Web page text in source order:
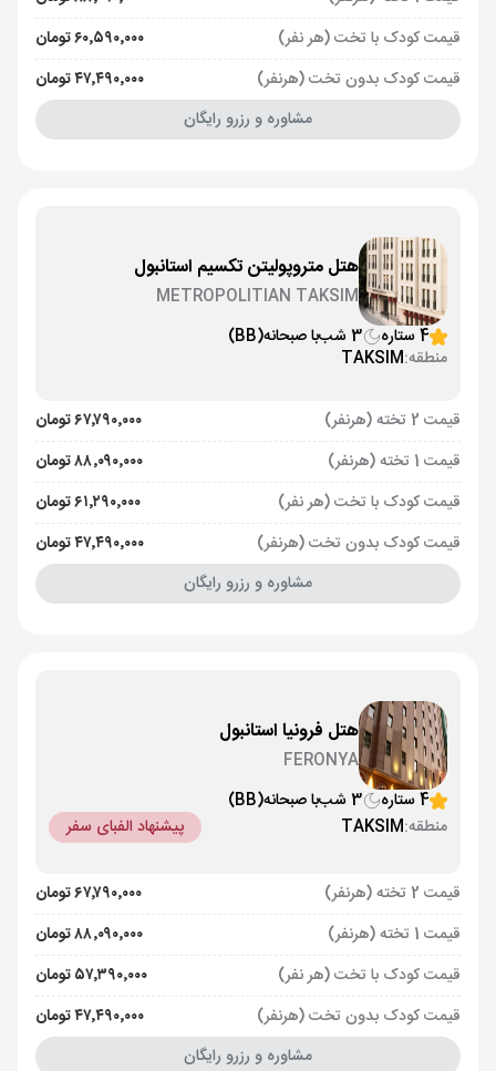
قیمت کودک با تخت (هر نفر)
۶۰٬۵۹۰٬۰۰۰ تومان
قیمت کودک بدون تخت (هرنفر)
۴۷٬۴۹۰٬۰۰۰ تومان
مشاوره و رزرو رایگان
هتل متروپولیتن تکسیم استانبول
METROPOLITIAN TAKSIM
4 ستاره
3 شب با صبحانه(BB)
منطقه:TAKSIM
قیمت 2 تخته (هرنفر)
۶۷٬۷۹۰٬۰۰۰ تومان
قیمت 1 تخته (هرنفر)
۸۸٬۰۹۰٬۰۰۰ تومان
قیمت کودک با تخت (هر نفر)
۶۱٬۲۹۰٬۰۰۰ تومان
قیمت کودک بدون تخت (هرنفر)
۴۷٬۴۹۰٬۰۰۰ تومان
مشاوره و رزرو رایگان
هتل فرونیا استانبول
FERONYA
4 ستاره
3 شب با صبحانه(BB)
منطقه:TAKSIM پیشنهاد الفبای سفر
قیمت 2 تخته (هرنفر)
۶۷٬۷۹۰٬۰۰۰ تومان
قیمت 1 تخته (هرنفر)
۸۸٬۰۹۰٬۰۰۰ تومان
قیمت کودک با تخت (هر نفر)
۵۷٬۳۹۰٬۰۰۰ تومان
قیمت کودک بدون تخت (هرنفر)
۴۷٬۴۹۰٬۰۰۰ تومان
مشاوره و رزرو رایگان